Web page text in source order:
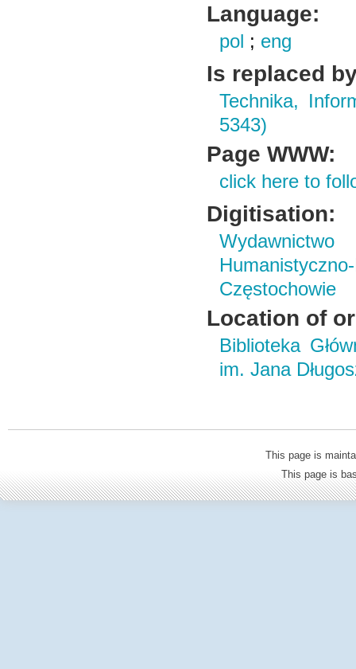
Language:
pol ; eng
Is replaced
Technika,
5343)
Page WWW:
click here to
Digitisation:
Wydawnictwo
Częstochowie
Location of
Biblioteka
im. Jana
This page is
This page is